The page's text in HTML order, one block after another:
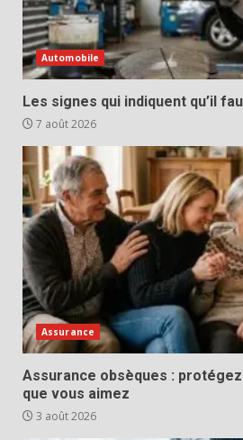
Automobile
Les signes qui indiquent qu’il
7 août 2026
Assurance
Assurance obsèques : protégez
que vous aimez
3 août 2026